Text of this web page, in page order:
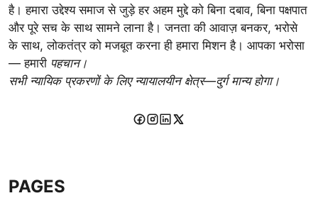
है। हमारा उद्देश्य समाज से जुड़े हर अहम मुद्दे को बिना दबाव, बिना पक्षपात
और पूरे सच के साथ सामने लाना है। जनता की आवाज़ बनकर, भरोसे
के साथ, लोकतंत्र को मजबूत करना ही हमारा मिशन है। आपका भरोसा
— हमारी पहचान।
सभी न्यायिक प्रकरणों के लिए न्यायालयीन क्षेत्र—दुर्ग मान्य होगा।
PAGES